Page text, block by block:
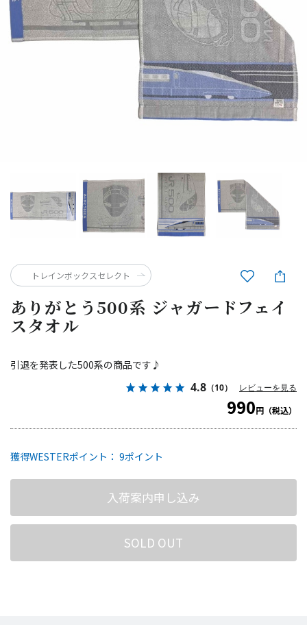
ありがとう500系 ジャガードフェイ
スタオル
引退を発表した500系の商品です♪
4.8 （10） レビューを見る
990円（税込）
獲得WESTERポイント： 9ポイント
入荷案内申し込み
SOLD OUT
トレインボックスセレクト